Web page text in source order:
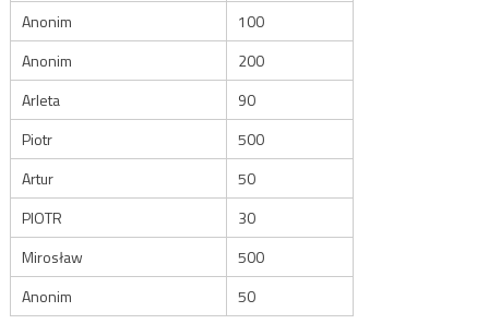
Anonim
100
Anonim
200
Arleta
90
Piotr
500
Artur
50
PIOTR
30
Mirosław
500
Anonim
50